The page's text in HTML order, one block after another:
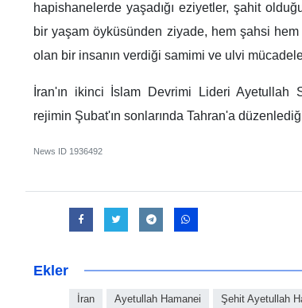
hapishanelerde yaşadığı eziyetler, şahit
bir yaşam öyküsünden ziyade, hem şahsi hem
olan bir insanın verdiği samimi ve ulvi
İran'ın ikinci İslam Devrimi Lideri
rejimin Şubat'ın sonlarında Tahran'a
News ID 1936492
Ekler
İran Ayetullah Hamanei Şehit Ayetullah